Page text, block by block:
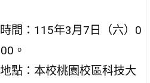
間：115年3月7日（六）0
。
點：本校桃園校區科技大